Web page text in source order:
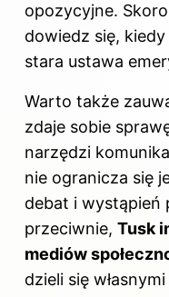
opozycyjne.
dowiedz się,
stara ustawa
Warto także
zdaje sobie
narzędzi
nie ogranicza się
debat i wystąpień
przeciwnie, Tusk
mediów
dzieli się